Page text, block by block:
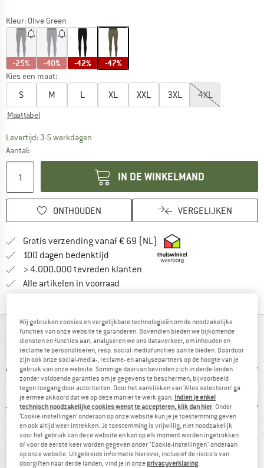
Kleur: Olive Green
-25% -40% -42% -47%
Kies een maat:
S M L XL XXL 3XL 4XL
Maattabel
Levertijd: 3-5 werkdagen
Aantal:
IN DE WINKELMAND
ONTHOUDEN VERGELIJKEN
Gratis verzending vanaf € 69 (NL) Vind hier de
100 dagen bedenktijd Vind de betalingsinformatie hier!
> 4.000.000 tevreden klanten
Alle artikelen in voorraad
IN EEN OOGOPSLAG
92% raadt het aan
Klanten zeggen:
licht
Wij gebruiken cookies en vergelijkbare technologieën om de noodzakelijke
functies van onze website te garanderen. Bovendien bieden we bijkomende
diensten en functies aan, analyseren we ons dataverkeer, om inhouden en
reclame te personaliseren, resp. social-mediafuncties aan te bieden. Daardoor
zijn ook onze social-media-, reclame- en analysepartners op de hoogte van je
gebruik van onze website. Sommige daarvan bevinden zich in derde landen
zonder voldoende garanties om je gegevens te beschermen, bijvoorbeeld
tegen toegang door autoriteiten. Door het aanklikken van ‘Alles selecteren’ ga
je ermee akkoord dat we op deze manier te werk gaan. Indien je enkel
technisch noodzakelijke cookies wenst te accepteren, klik dan hier . Onder
‘Cookie-instellingen’ onderaan op onze website kun je je toestemming geven
en ook altijd weer intrekken. Je toestemming is vrijwillig, niet noodzakelijk
voor het gebruik van deze website en kan op elk moment worden ingetrokken
of voor de eerste keer worden gegeven onder "Cookie-instellingen" onderaan
op onze website. Uitgebreide informatie hierover, inclusief de risico's van
doorgiften naar derde landen, vind je in onze privacyverklaring